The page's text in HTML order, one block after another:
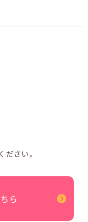
さい。
ら